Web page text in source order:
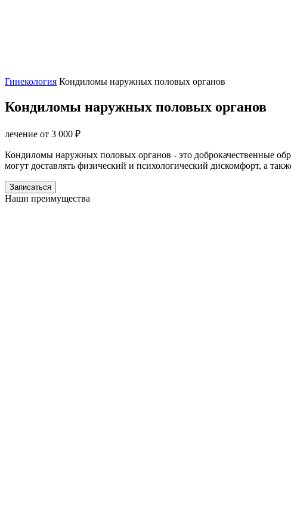
Гинекология Кондиломы наружных половых органов
Кондиломы наружных половых органов
лечение от 3 000 ₽
Кондиломы наружных половых органов - это доброкачественные
могут доставлять физический и психологический дискомфорт, а
Записаться
Наши преимущества